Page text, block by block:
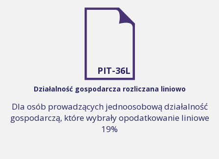
PIT-36L
Działalność gospodarcza rozliczana liniowo
Dla osób prowadzących jednoosobową działalność
gospodarczą, które wybrały opodatkowanie liniowe
19%